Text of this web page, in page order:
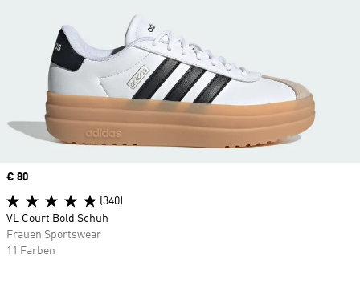
Price
€ 80
(340)
VL Court Bold Schuh
Frauen Sportswear
11 Farben